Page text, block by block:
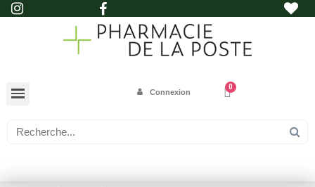
Connexion